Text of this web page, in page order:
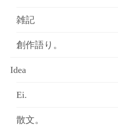
雑記
創作語り。
Idea
Ei.
散文。